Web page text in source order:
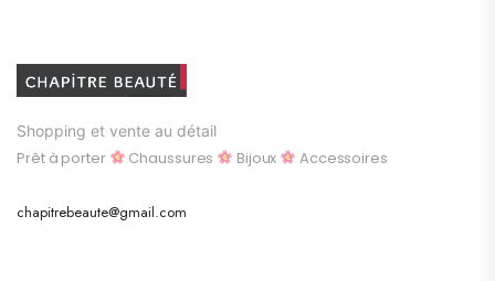
Shopping et vente au détail
Prêt à porter Chaussures Bijoux Accessoires
chapitrebeaute@gmail.com